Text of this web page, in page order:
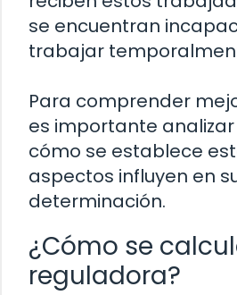
se encuentran
trabajar
Para comprender
es importante
cómo se establece
aspectos influyen en
determinación.
¿Cómo se
reguladora?